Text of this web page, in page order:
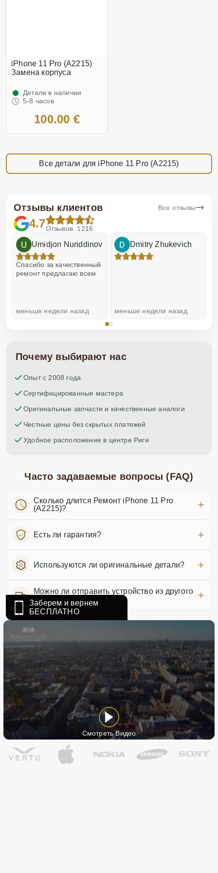
iPhone 11 Pro (A2215)
Замена корпуса
Детали в наличии
5-8 часов
100.00 €
Все детали для iPhone 11 Pro (A2215)
Отзывы клиентов Все отзывы
4.7Отзывов: 1216
Umidjon Nuriddinov
Спасибо за качественный
ремонт предлагаю всем
меньше недели назад
Dmitry Zhukevich
меньше недели назад
Почему выбирают нас
Опыт с 2008 года
Сертифицированные мастера
Оригинальные запчасти и качественные аналоги
Честные цены без скрытых платежей
Удобное расположение в центре Риги
Часто задаваемые вопросы (FAQ)
Сколько длится Ремонт iPhone 11 Pro
(A2215)?
Есть ли гарантия?
Используются ли оригинальные детали?
Можно ли отправить устройство из другого
города?
Заберем и вернем
БЕСПЛАТНО
Смотреть Видео